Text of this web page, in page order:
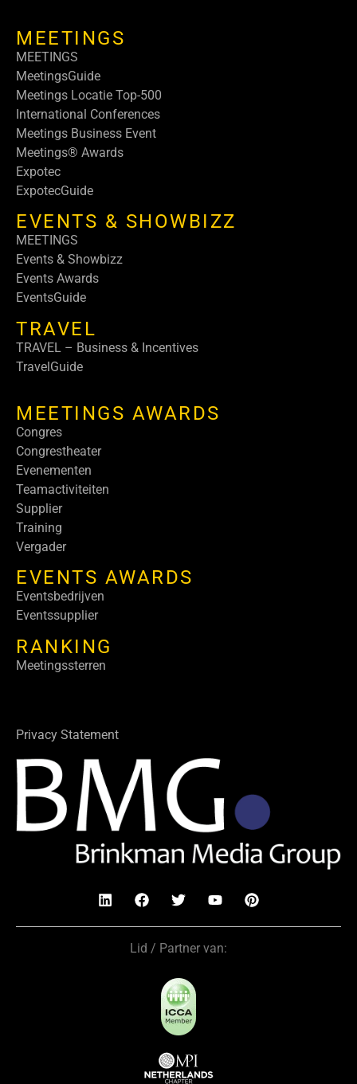
MEETINGS
MEETINGS
MeetingsGuide
Meetings Locatie Top-500
International Conferences
Meetings Business Event
Meetings® Awards
Expotec
ExpotecGuide
EVENTS & SHOWBIZZ
MEETINGS
Events & Showbizz
Events Awards
EventsGuide
TRAVEL
TRAVEL – Business & Incentives
TravelGuide
MEETINGS AWARDS
Congres
Congrestheater
Evenementen
Teamactiviteiten
Supplier
Training
Vergader
EVENTS AWARDS
Eventsbedrijven
Eventssupplier
RANKING
Meetingssterren
Privacy Statement
Lid / Partner van: